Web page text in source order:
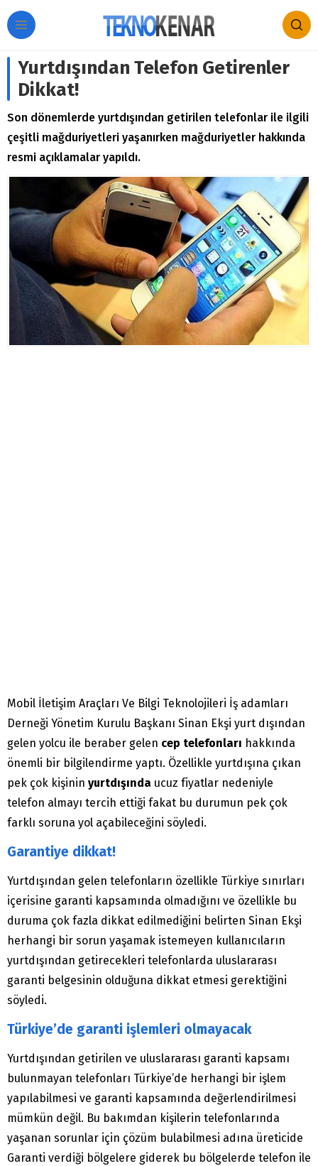
Yurtdışından Telefon Getirenler
Dikkat!
Son dönemlerde yurtdışından getirilen telefonlar ile ilgili
çeşitli mağduriyetleri yaşanırken mağduriyetler hakkında
resmi açıklamalar yapıldı.
Mobil İletişim Araçları Ve Bilgi Teknolojileri İş adamları
Derneği Yönetim Kurulu Başkanı Sinan Ekşi yurt dışından
gelen yolcu ile beraber gelen cep telefonları hakkında
önemli bir bilgilendirme yaptı. Özellikle yurtdışına çıkan
pek çok kişinin yurtdışında ucuz fiyatlar nedeniyle
telefon almayı tercih ettiği fakat bu durumun pek çok
farklı soruna yol açabileceğini söyledi.
Garantiye dikkat!
Yurtdışından gelen telefonların özellikle Türkiye sınırları
içerisine garanti kapsamında olmadığını ve özellikle bu
duruma çok fazla dikkat edilmediğini belirten Sinan Ekşi
herhangi bir sorun yaşamak istemeyen kullanıcıların
yurtdışından getirecekleri telefonlarda uluslararası
garanti belgesinin olduğuna dikkat etmesi gerektiğini
söyledi.
Türkiye’de garanti işlemleri olmayacak
Yurtdışından getirilen ve uluslararası garanti kapsamı
bulunmayan telefonları Türkiye’de herhangi bir işlem
yapılabilmesi ve garanti kapsamında değerlendirilmesi
mümkün değil. Bu bakımdan kişilerin telefonlarında
yaşanan sorunlar için çözüm bulabilmesi adına üreticide
Garanti verdiği bölgelere giderek bu bölgelerde telefon ile